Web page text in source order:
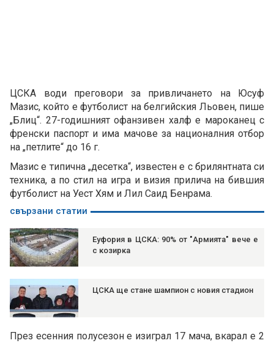
ЦСКА води преговори за привличането на Юсуф
Мазис, който е футболист на белгийския Льовен, пише
„Блиц“. 27-годишният офанзивен халф е мароканец с
френски паспорт и има мачове за националния отбор
на „петлите“ до 16 г.
Мазис е типична „десетка“, известен е с брилянтната си
техника, а по стил на игра и визия прилича на бившия
футболист на Уест Хям и Лил Саид Бенрама.
свързани статии
Еуфория в ЦСКА: 90% от "Армията" вече е
с козирка
ЦСКА ще стане шампион с новия стадион
През есенния полусезон е изиграл 17 мача, вкарал е 2